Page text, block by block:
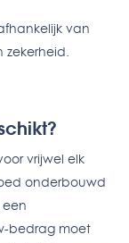
van
vrijwel elk
onderbouwd
bedrag moet